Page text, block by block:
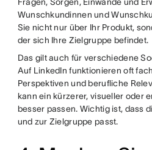
Wunschkundinnen und
Sie nicht nur über Ihr Produkt,
der sich Ihre Zielgruppe befindet.
Das gilt auch für verschiedene
Auf LinkedIn funktionieren oft
Perspektiven und berufliche
kann ein kürzerer, visueller oder
besser passen. Wichtig ist, dass
und zur Zielgruppe passt.